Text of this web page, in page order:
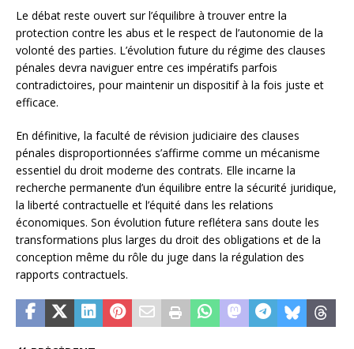
Le débat reste ouvert sur l’équilibre à trouver entre la
protection contre les abus et le respect de l’autonomie de la
volonté des parties. L’évolution future du régime des clauses
pénales devra naviguer entre ces impératifs parfois
contradictoires, pour maintenir un dispositif à la fois juste et
efficace.
En définitive, la faculté de révision judiciaire des clauses
pénales disproportionnées s’affirme comme un mécanisme
essentiel du droit moderne des contrats. Elle incarne la
recherche permanente d’un équilibre entre la sécurité juridique,
la liberté contractuelle et l’équité dans les relations
économiques. Son évolution future reflétera sans doute les
transformations plus larges du droit des obligations et de la
conception même du rôle du juge dans la régulation des
rapports contractuels.